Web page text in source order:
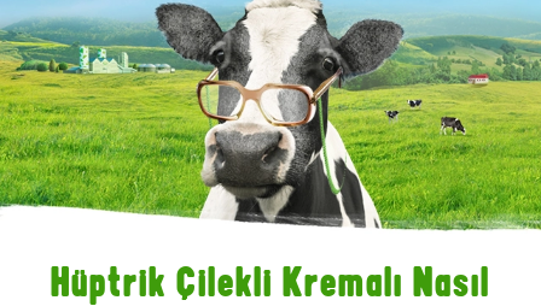
Hüptrik Çilekli Kremalı Nasıl